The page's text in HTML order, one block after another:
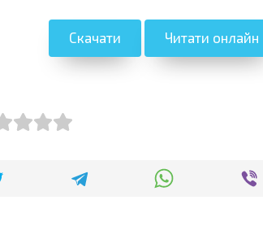
Скачати Читати онлайн